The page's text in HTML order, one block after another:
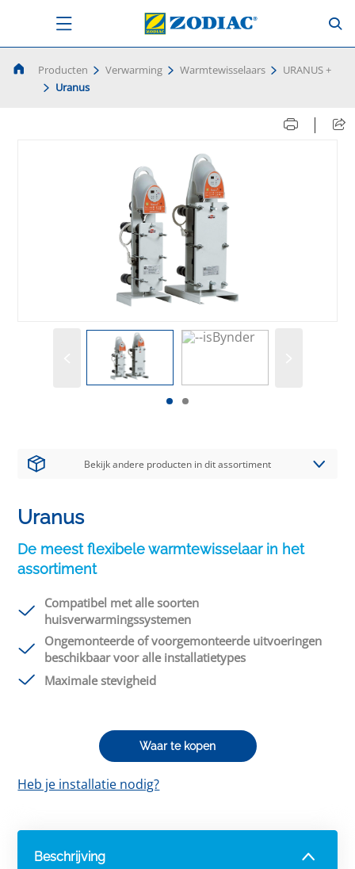
Producten Verwarming Warmtewisselaars
URANUS +
Uranus
|
Bekijk andere producten in dit assortiment
Uranus
De meest flexibele warmtewisselaar in het
assortiment
Compatibel met alle soorten
huisverwarmingssystemen
Ongemonteerde of voorgemonteerde uitvoeringen
beschikbaar voor alle installatietypes
Maximale stevigheid
Waar te kopen
Heb je installatie nodig?
Beschrijving